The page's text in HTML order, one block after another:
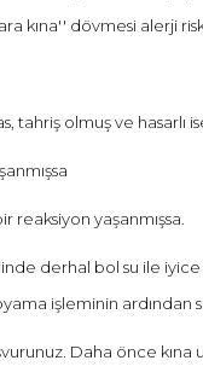
kına'' dövmesi alerji
tahriş olmuş ve hasarlı
yaşanmışsa.
derhal bol su ile
işleminin ardından
Daha önce kına